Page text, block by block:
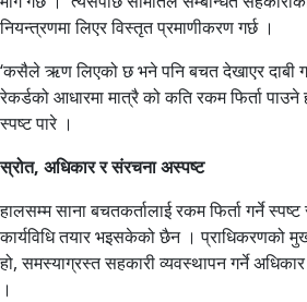
नियन्त्रणमा लिएर विस्तृत प्रमाणीकरण गर्छ ।
‘कसैले ऋण लिएको छ भने पनि बचत देखाएर दाबी
रेकर्डको आधारमा मात्रै को कति रकम फिर्ता पाउने
स्पष्ट पारे ।
स्रोत, अधिकार र संरचना अस्पष्ट
हालसम्म साना बचतकर्तालाई रकम फिर्ता गर्ने
कार्यविधि तयार भइसकेको छैन । प्राधिकरणको
हो, समस्याग्रस्त सहकारी व्यवस्थापन गर्ने
।